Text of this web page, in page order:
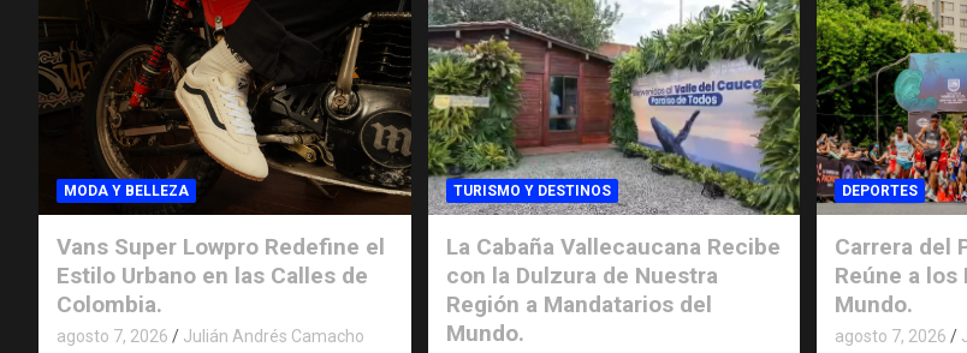
MODA Y BELLEZA
Vans Super Lowpro Redefine el
Estilo Urbano en las Calles de
Colombia.
agosto 7, 2026 Julián Andrés Camacho
TURISMO Y DESTINOS
La Cabaña Vallecaucana Recibe
con la Dulzura de Nuestra
Región a Mandatarios del
Mundo.
DEPORTES
Carrera del
Reúne a
Mundo.
agosto 7, 2026